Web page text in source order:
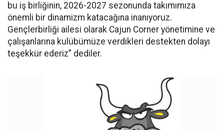
bu iş birliğinin, 2026-2027 sezonunda takımımıza
önemli bir dinamizm katacağına inanıyoruz.
Gençlerbirliği ailesi olarak Cajun Corner yönetimine ve
çalışanlarına kulübümüze verdikleri destekten dolayı
teşekkür ederiz” dediler.